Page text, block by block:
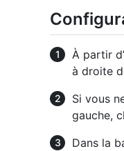
À partir
à droite
Si vous
gauche,
Dans la